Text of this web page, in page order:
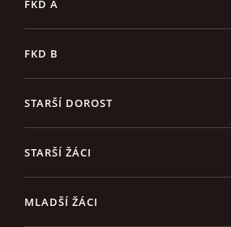
FKD A
FKD B
STARŠÍ DOROST
STARŠÍ ŽÁCI
MLADŠÍ ŽÁCI